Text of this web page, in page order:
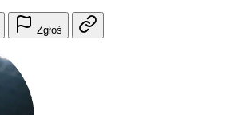
Zgłoś